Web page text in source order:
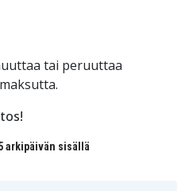
tai peruuttaa
arkipäivän sisällä